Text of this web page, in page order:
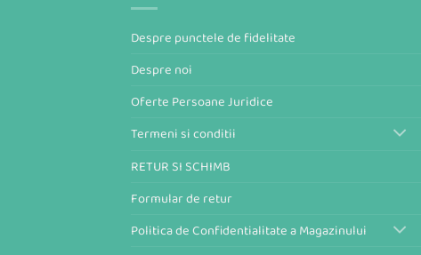
Despre punctele de fidelitate
Despre noi
Oferte Persoane Juridice
Termeni si conditii
RETUR SI SCHIMB
Formular de retur
Politica de Confidentialitate a Magazinului